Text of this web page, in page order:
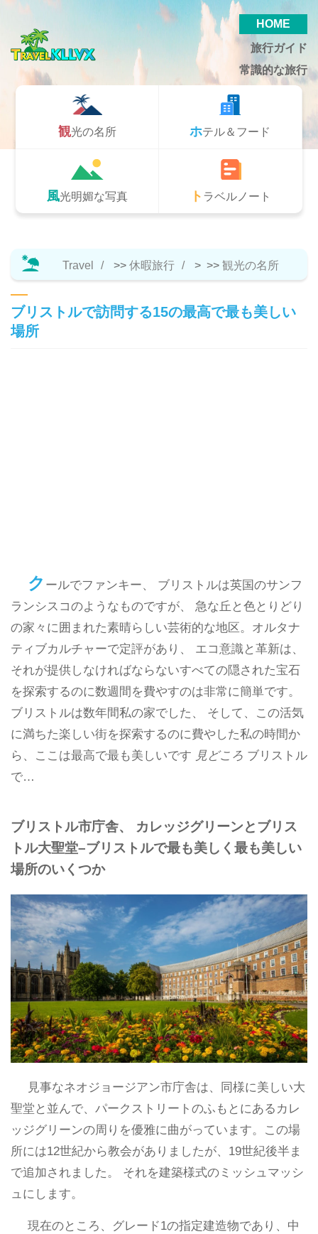
HOME
旅行ガイド
常識的な旅行
観光の名所 ホテル＆フード
風光明媚な写真 トラベルノート
Travel >> 休暇旅行 > >> 観光の名所
ブリストルで訪問する15の最高で最も美しい
場所
ク ールでファンキー、 ブリストルは英国のサンフ
ランシスコのようなものですが、 急な丘と色とりどり
の家々に囲まれた素晴らしい芸術的な地区。オルタナ
ティブカルチャーで定評があり、 エコ意識と革新は、
それが提供しなければならないすべての隠された宝石
を探索するのに数週間を費やすのは非常に簡単です。
ブリストルは数年間私の家でした、 そして、この活気
に満ちた楽しい街を探索するのに費やした私の時間か
ら、ここは最高で最も美しいです 見どころ ブリストル
で…
ブリストル市庁舎、 カレッジグリーンとブリス
トル大聖堂–ブリストルで最も美しく最も美しい
場所のいくつか
見事なネオジョージアン市庁舎は、同様に美しい大
聖堂と並んで、パークストリートのふもとにあるカレ
ッジグリーンの周りを優雅に曲がっています。この場
所には12世紀から教会がありましたが、19世紀後半ま
で追加されました。 それを建築様式のミッシュマッシ
ュにします。
現在のところ、グレード1の指定建造物であり、中